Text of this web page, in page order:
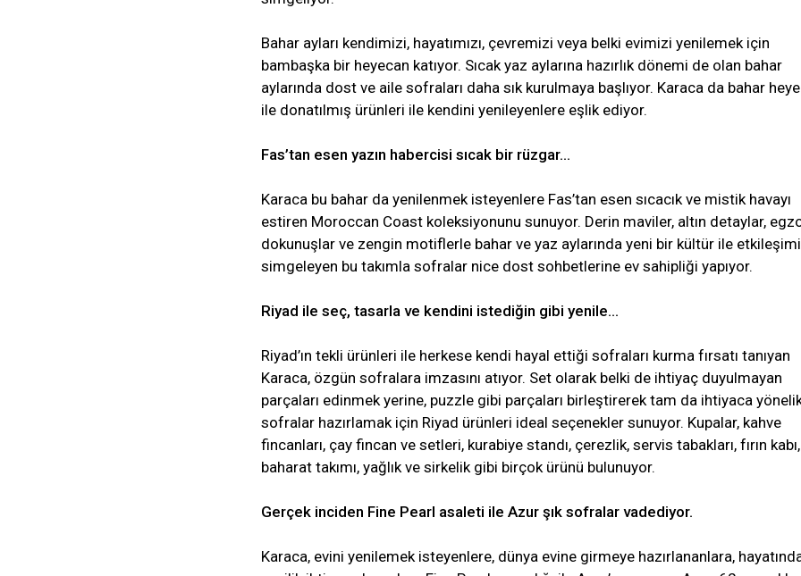
Bahar ayları kendimizi, hayatımızı, çevremizi veya belki evimizi yenilemek için
bambaşka bir heyecan katıyor. Sıcak yaz aylarına hazırlık dönemi de olan bahar
aylarında dost ve aile sofraları daha sık kurulmaya başlıyor. Karaca da bahar
ile donatılmış ürünleri ile kendini yenileyenlere eşlik ediyor.
Fas’tan esen yazın habercisi sıcak bir rüzgar…
Karaca bu bahar da yenilenmek isteyenlere Fas’tan esen sıcacık ve mistik havayı
estiren Moroccan Coast koleksiyonunu sunuyor. Derin maviler, altın detaylar,
dokunuşlar ve zengin motiflerle bahar ve yaz aylarında yeni bir kültür ile
simgeleyen bu takımla sofralar nice dost sohbetlerine ev sahipliği yapıyor.
Riyad ile seç, tasarla ve kendini istediğin gibi yenile…
Riyad’ın tekli ürünleri ile herkese kendi hayal ettiği sofraları kurma fırsatı tanıyan
Karaca, özgün sofralara imzasını atıyor. Set olarak belki de ihtiyaç duyulmayan
parçaları edinmek yerine, puzzle gibi parçaları birleştirerek tam da ihtiyaca
sofralar hazırlamak için Riyad ürünleri ideal seçenekler sunuyor. Kupalar, kahve
fincanları, çay fincan ve setleri, kurabiye standı, çerezlik, servis tabakları, fırın kabı,
baharat takımı, yağlık ve sirkelik gibi birçok ürünü bulunuyor.
Gerçek inciden Fine Pearl asaleti ile Azur şık sofralar vadediyor.
Karaca, evini yenilemek isteyenlere, dünya evine girmeye hazırlananlara,